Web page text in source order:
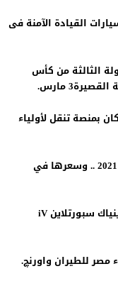
القيادة الآمنة فى
الثالثة من كأس
مارس.
بمنصة تنقل لأولياء
مواصفات كيا K5 موديل 2021 .. وسعرها في
رسميا .. سكودا تدشن إينياك سبورتلاين iV
مصر للطيران واورنچ.